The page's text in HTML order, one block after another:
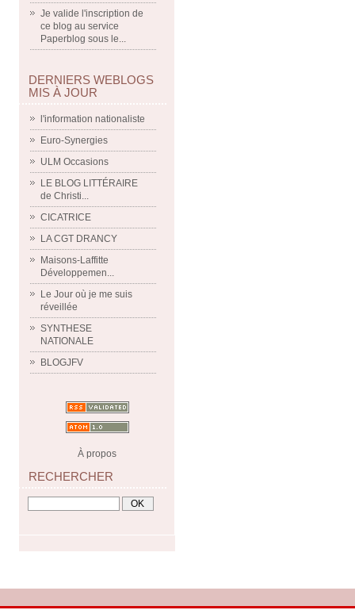
Je valide l'inscription de
ce blog au service
Paperblog sous le...
DERNIERS WEBLOGS
MIS À JOUR
l'information nationaliste
Euro-Synergies
ULM Occasions
LE BLOG LITTÉRAIRE
de Christi...
CICATRICE
LA CGT DRANCY
Maisons-Laffitte
Développemen...
Le Jour où je me suis
réveillée
SYNTHESE
NATIONALE
BLOGJFV
À propos
RECHERCHER